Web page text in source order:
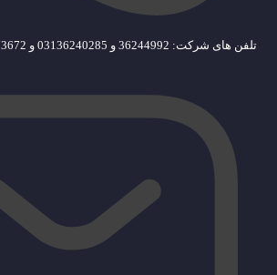
تلفن های شرکت: 36244992 و 03136240285 و 09125773672